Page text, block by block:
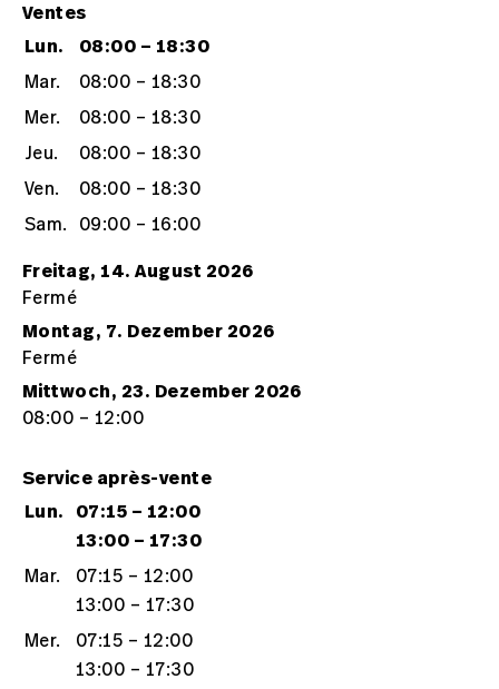
Ventes
Lun.
08:00 – 18:30
Mar.
08:00 – 18:30
Mer.
08:00 – 18:30
Jeu.
08:00 – 18:30
Ven.
08:00 – 18:30
Sam.
09:00 – 16:00
Freitag, 14. August 2026
Fermé
Montag, 7. Dezember 2026
Fermé
Mittwoch, 23. Dezember 2026
08:00 – 12:00
Service après-vente
Lun.
07:15 – 12:00
13:00 – 17:30
Mar.
07:15 – 12:00
13:00 – 17:30
Mer.
07:15 – 12:00
13:00 – 17:30